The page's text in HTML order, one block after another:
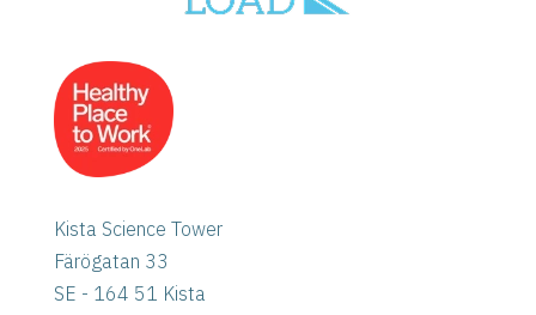
Kista Science Tower
Färögatan 33
SE - 164 51 Kista